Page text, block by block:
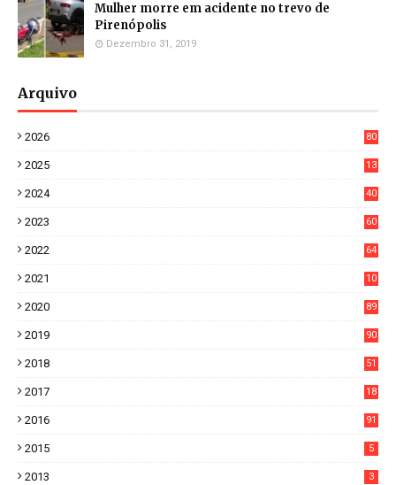
Mulher morre em acidente no trevo de
Pirenópolis
Dezembro 31, 2019
Arquivo
2026
80
2025
13
2024
40
2023
60
2022
64
2021
10
2020
89
2019
90
2018
51
2017
18
2016 91
2015 5
2013 3